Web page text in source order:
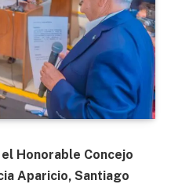
Honorable Concejo
Aparicio, Santiago